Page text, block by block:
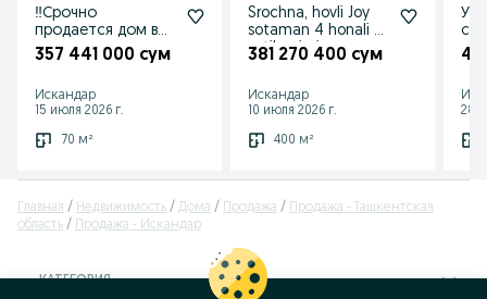
‼️Срочно
продается дом в
хорошем
357 441 000 сум
Искандар
15 июля 2026 г.
70 м²
Srochna, hovli Joy
sotaman 4 honali 4
sotih eriminan
381 270 400 сум
Искандар
10 июля 2026 г.
400 м²
Уй
28
Главная Недвижимость Дома Продажа
Продажа - Ташкентская
область
Продажа - Искандар
КАТЕГОРИЯ